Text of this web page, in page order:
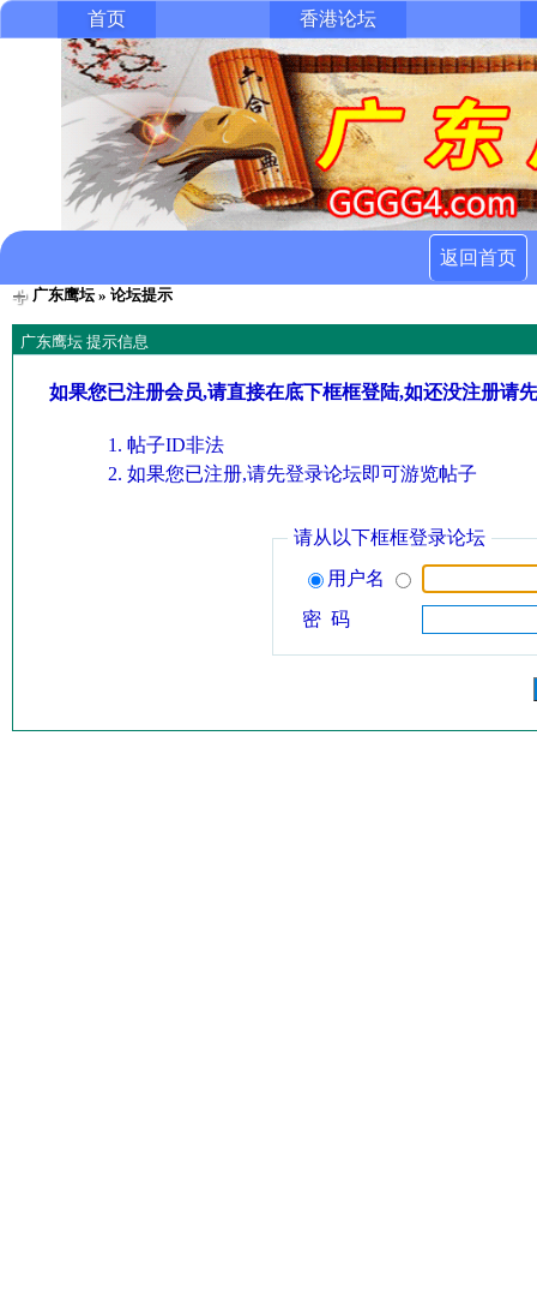
首页 香港论坛
返回首页
广东鹰坛» 论坛提示
广东鹰坛 提示信息
如果您已注册会员,请直接在底下框框登陆,如还没注册请
帖子ID非法
如果您已注册,请先登录论坛即可游览帖子
请从以下框框登录论坛
用户名
密 码